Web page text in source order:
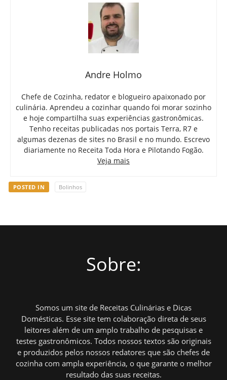
Andre Holmo
Chefe de Cozinha, redator e blogueiro apaixonado por
culinária. Aprendeu a cozinhar quando foi morar sozinho
e hoje compartilha suas experiências gastronômicas.
Tenho receitas publicadas nos portais Terra, R7 e
algumas dezenas de sites no Brasil e no mundo. Escrevo
diariamente no Receita Toda Hora e Pilotando Fogão.
Veja mais
POSTED IN Bolinhos
Sobre:
Somos um site de Receitas Culinárias e Dicas
Domésticas. Esse site tem colaboração direta de seus
leitores além de um amplo trabalho de pesquisas e
testes gastronômicos. Todos nossos textos são originais
e produzidos pelos nossos redatores que são chefes de
cozinha com ampla experiência, o que garante o melhor
resultado das suas receitas.